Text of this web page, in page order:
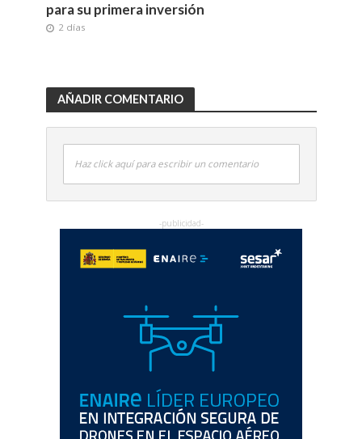
para su primera inversión
2 días
AÑADIR COMENTARIO
Haz click aquí para escribir un comentario